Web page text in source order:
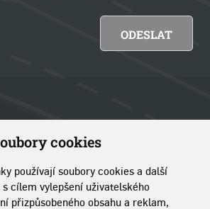
cookies
používají soubory cookies a další
cílem vylepšení uživatelského
přizpůsobeného obsahu a reklam,